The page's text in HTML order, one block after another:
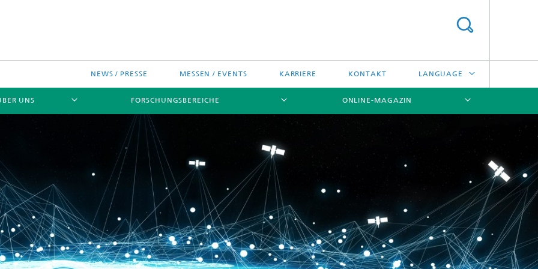
NEWS / PRESSE MESSEN / EVENTS KARRIERE KONTAKT LANGUAGE
UNS
[X]
FORSCHUNGSBEREICHE
[X]
Chip-Design-Center
ONLINE-MAGAZIN
[X]